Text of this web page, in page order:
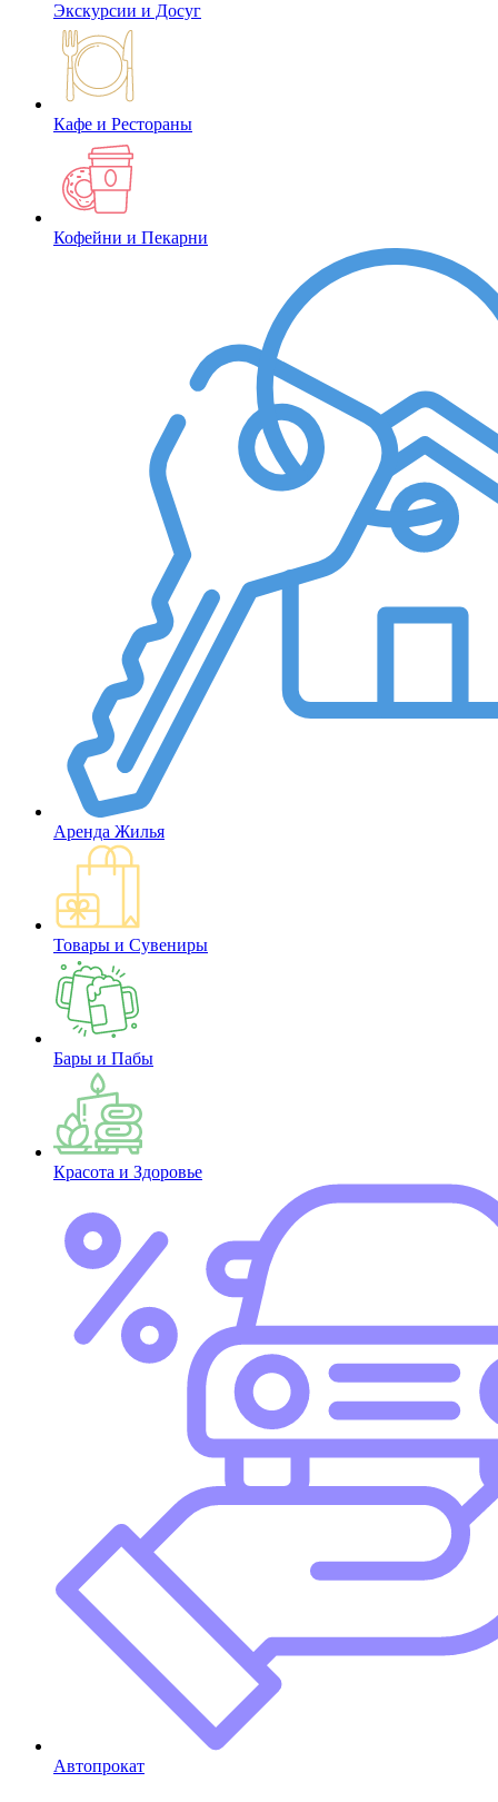
Экскурсии и Досуг
Кафе и Рестораны
Кофейни и Пекарни
Аренда Жилья
Товары и Сувениры
Бары и Пабы
Красота и Здоровье
Автопрокат